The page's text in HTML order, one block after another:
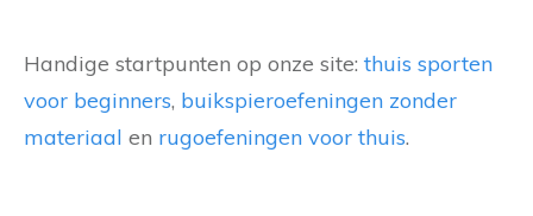
Handige startpunten op onze site: thuis sporten
voor beginners, buikspieroefeningen zonder
materiaal en rugoefeningen voor thuis.